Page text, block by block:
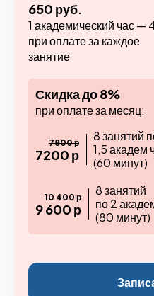
650 руб.
1 академический час —
при оплате за каждое
занятие
Скидка до 8%
при оплате за месяц:
7800 р
7200 р
8 занятий
1,5 академ
(60 минут)
10 400 р
9 600 р
8 занятий
по 2
(80 минут)